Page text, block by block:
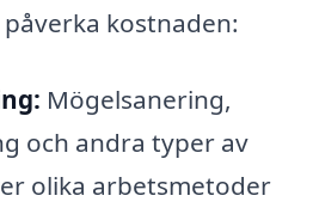
kostnaden:
Mögelsanering,
och andra typer av
olika arbetsmetoder